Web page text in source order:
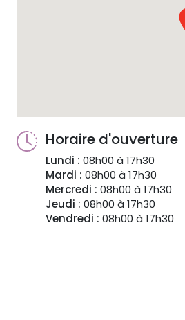
Horaire d'ouverture
Lundi : 08h00 à 17h30
Mardi : 08h00 à 17h30
Mercredi : 08h00 à 17h30
Jeudi : 08h00 à 17h30
Vendredi : 08h00 à 17h30